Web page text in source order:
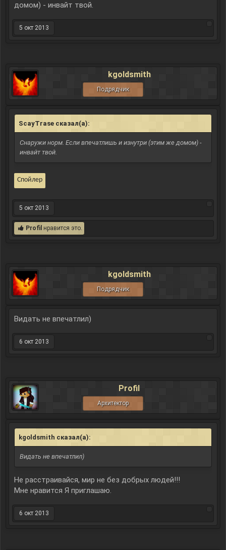
домом) - инвайт твой.
5 окт 2013
kgoldsmith
Подрядчик
ScayTrase сказал(а):
Снаружи норм. Если впечатлишь и изнутри (этим же домом) -
инвайт твой.
Спойлер
5 окт 2013
Profil нравится это.
kgoldsmith
Подрядчик
Видать не впечатлил)
6 окт 2013
Profil
Архитектор
kgoldsmith сказал(а):
Видать не впечатлил)
Не расстраивайся, мир не без добрых людей!!!
Мне нравится Я приглашаю.
6 окт 2013